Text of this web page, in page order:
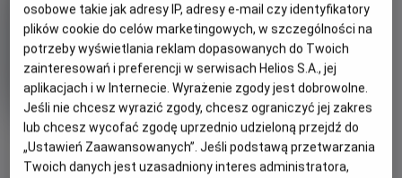
OBSERWUJ
Powrót do przyszłości III w
Helios RePlay
Oryginalny
tytuł
Back to the Future Part III Gatunek
Przygodowy /
Akcja
Minimalny
wiek
Od 13 lat
Czas
trwania
128 min
osobowe takie jak adresy IP, adresy e-mail czy identyfikatory
plików cookie do celów marketingowych, w szczególności na
potrzeby wyświetlania reklam dopasowanych do Twoich
zainteresowań i preferencji w serwisach Helios S.A., jej
aplikacjach i w Internecie. Wyrażenie zgody jest dobrowolne.
Jeśli nie chcesz wyrazić zgody, chcesz ograniczyć jej zakres
lub chcesz wycofać zgodę uprzednio udzieloną przejdź do
„Ustawień Zaawansowanych”. Jeśli podstawą przetwarzania
Twoich danych jest uzasadniony interes administratora,